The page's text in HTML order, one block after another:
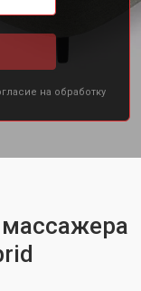
на обработку